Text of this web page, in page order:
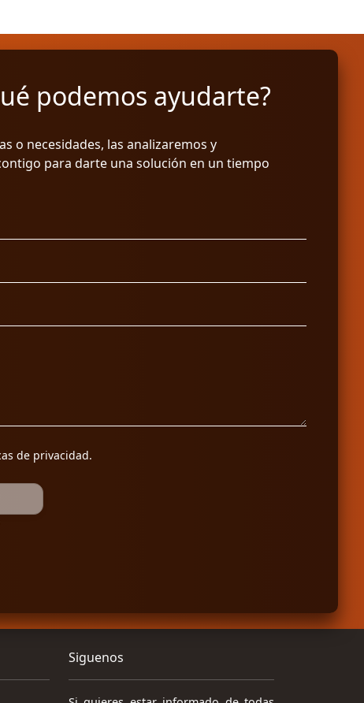
podemos ayudarte?
o necesidades, las analizaremos y
para darte una solución en un tiempo
de privacidad.
Siguenos